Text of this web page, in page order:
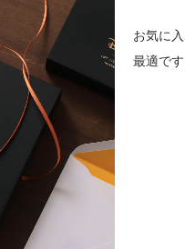
お気に
最適です